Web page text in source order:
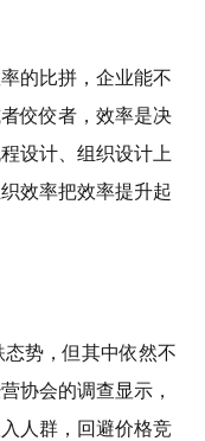
的比拼，企业能不
佼佼者，效率是决
设计、组织设计上
效率把效率提升起
势，但其中依然不
协会的调查显示，
人群，回避价格竞